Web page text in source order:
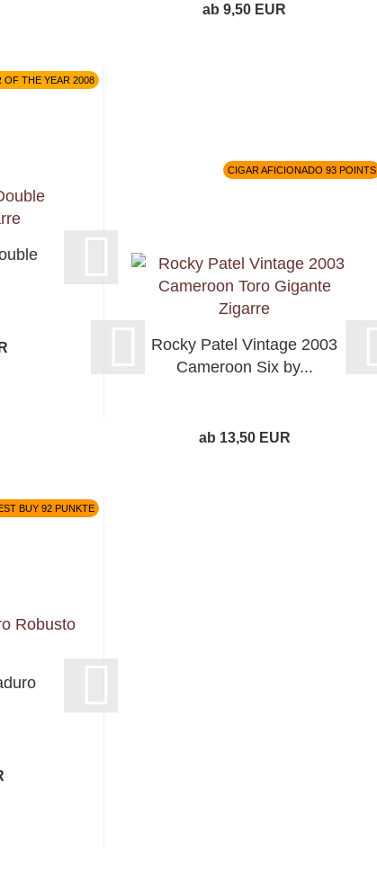
OF THE YEAR 2008
BUY 92 PUNKTE
ab 9,50 EUR
CIGAR AFICIONADO 93 POINTS
Rocky Patel Vintage 2003
Cameroon Six by...
ab 13,50 EUR